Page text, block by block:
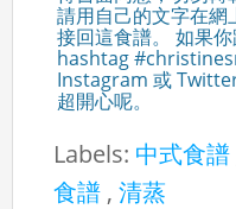
請用自己的文字在網
接回這食譜。 如果
hashtag
Instagram 或
超開心呢。
Labels: 中式食譜
食譜 ,清蒸